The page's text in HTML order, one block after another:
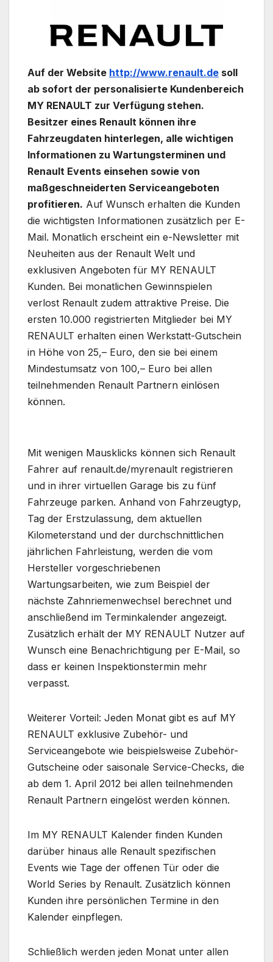
Auf der Website http://www.renault.de soll
ab sofort der personalisierte Kundenbereich
MY RENAULT zur Verfügung stehen.
Besitzer eines Renault können ihre
Fahrzeugdaten hinter­legen, alle wichtigen
Informationen zu Wartungsterminen und
Renault Events einsehen sowie von
maßgeschneiderten Serviceangeboten
profitieren. Auf Wunsch erhalten die Kunden
die wichtigsten Informationen zusätzlich per E-
Mail. Monatlich erscheint ein e-Newsletter mit
Neuheiten aus der Renault Welt und
exklusiven Angeboten für MY RENAULT
Kunden. Bei monatlichen Gewinnspielen
verlost Renault zudem attraktive Preise. Die
ersten 10.000 registrierten Mitglieder bei MY
RENAULT erhalten einen Werkstatt-Gutschein
in Höhe von 25,– Euro, den sie bei einem
Mindestumsatz von 100,– Euro bei allen
teilnehmenden Renault Partnern einlösen
können.
Mit wenigen Mausklicks können sich Renault
Fahrer auf renault.de/myrenault registrieren
und in ihrer virtuellen Garage bis zu fünf
Fahrzeuge parken. Anhand von Fahrzeugtyp,
Tag der Erst­zulassung, dem aktuellen
Kilometerstand und der durch­schnitt­lichen
jährlichen Fahrleistung, werden die vom
Hersteller vorge­schriebenen
Wartungsarbeiten, wie zum Beispiel der
nächste Zahn­riemen­wechsel berechnet und
anschließend im Termin­kalender angezeigt.
Zusätzlich erhält der MY RENAULT Nutzer auf
Wunsch eine Benachrichtigung per E-Mail, so
dass er keinen Inspektions­termin mehr
verpasst.
Weiterer Vorteil: Jeden Monat gibt es auf MY
RENAULT exklusive Zubehör- und
Serviceangebote wie beispielsweise Zubehör-
Gut­scheine oder saisonale Service-Checks, die
ab dem 1. April 2012 bei allen teilnehmenden
Renault Partnern eingelöst werden können.
Im MY RENAULT Kalender finden Kunden
darüber hinaus alle Renault spezifischen
Events wie Tage der offenen Tür oder die
World Series by Renault. Zusätzlich können
Kunden ihre persön­lichen Termine in den
Kalender einpflegen.
Schließlich werden jeden Monat unter allen